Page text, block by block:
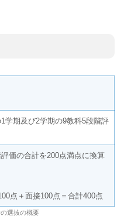
学期及び2学期の9教科5段階評
価の合計を200点満点に換算
点＋面接100点＝合計400点
選抜の概要